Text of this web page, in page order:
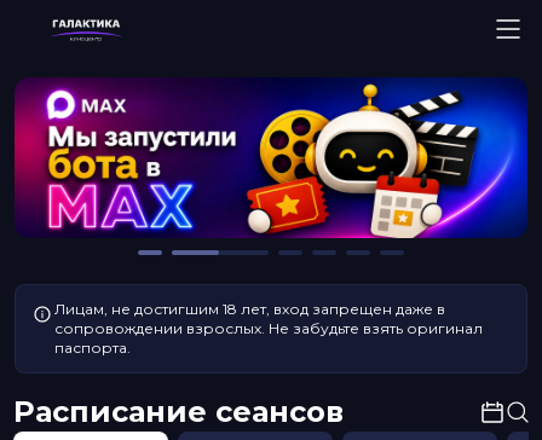
Лицам, не достигшим 18 лет, вход запрещен даже в
сопровождении взрослых. Не забудьте взять оригинал
паспорта.
Расписание сеансов